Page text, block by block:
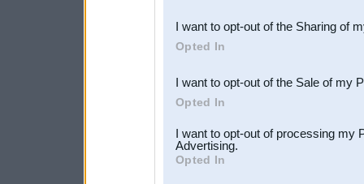
Downstream Participants
third parties.
I want to opt-out of the Sharing of
Opted In
I want to opt-out of the Sale of my
Opted In
I want to opt-out of processing my
Advertising.
Opted In